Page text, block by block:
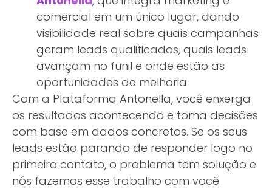
comercial em um único lugar, dando
visibilidade real sobre quais campanhas
geram leads qualificados, quais leads
avançam no funil e onde estão as
oportunidades de melhoria.
Com a Plataforma Antonella, você enxerga
os resultados acontecendo e toma decisões
com base em dados concretos. Se os seus
leads estão parando de responder logo no
primeiro contato, o problema tem solução e
nós fazemos esse trabalho com você.